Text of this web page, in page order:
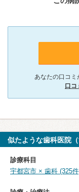
あなたの口コミ
口
似たような歯科医院
診療科目
宇都宮市 × 歯科 (325